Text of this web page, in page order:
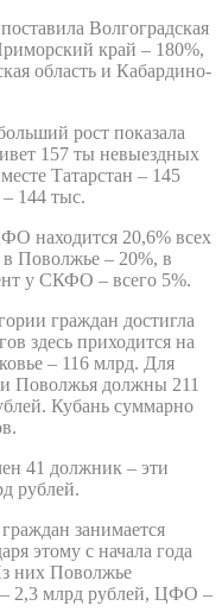
Волгоградская
край – 180%,
область и Кабардино-
рост показала
157 ты невыездных
Татарстан – 145
144 тыс.
находится 20,6% всех
Поволжье – 20%, в
у СКФО – всего 5%.
граждан достигла
здесь приходится на
– 116 млрд. Для
Поволжья должны 211
Кубань суммарно
41 должник – эти
рублей.
занимается
этому с начала года
них Поволжье
2,3 млрд рублей, ЦФО –